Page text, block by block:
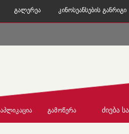
Გალერეა Კინოსეანსების Განრიგი
ᲐᲞᲚᲘᲙᲐᲪᲘᲐ ᲒᲐᲛᲝᲬᲔᲠᲐ